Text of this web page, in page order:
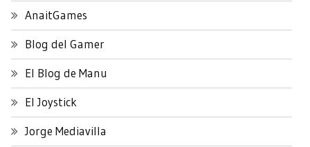
AnaitGames
Blog del Gamer
El Blog de Manu
El Joystick
Jorge Mediavilla